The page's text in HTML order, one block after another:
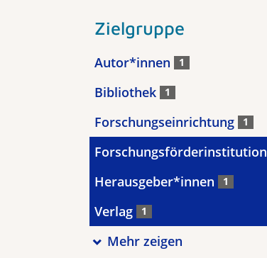
Zielgruppe
Autor*innen 1
Bibliothek 1
Forschungseinrichtung 1
Forschungsförderinstitution
Herausgeber*innen 1
Verlag 1
Mehr zeigen